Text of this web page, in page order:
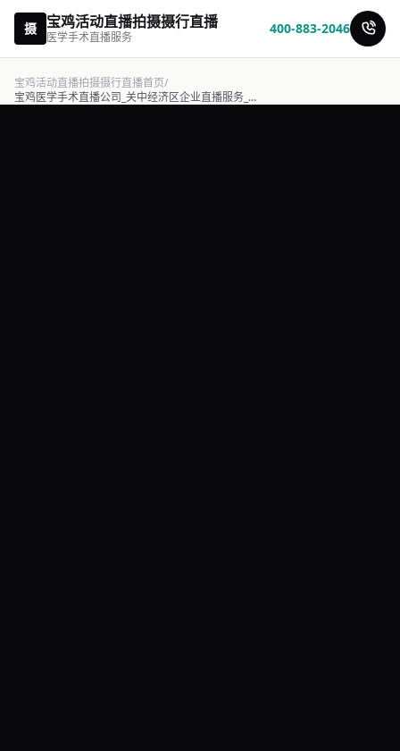
摄 宝鸡活动直播拍摄摄行直播
医学手术直播服务
400-883-2046
宝鸡活动直播拍摄摄行直播首页/
宝鸡医学手术直播公司_关中经济区企业直播服务_专业影像团队-摄行直播